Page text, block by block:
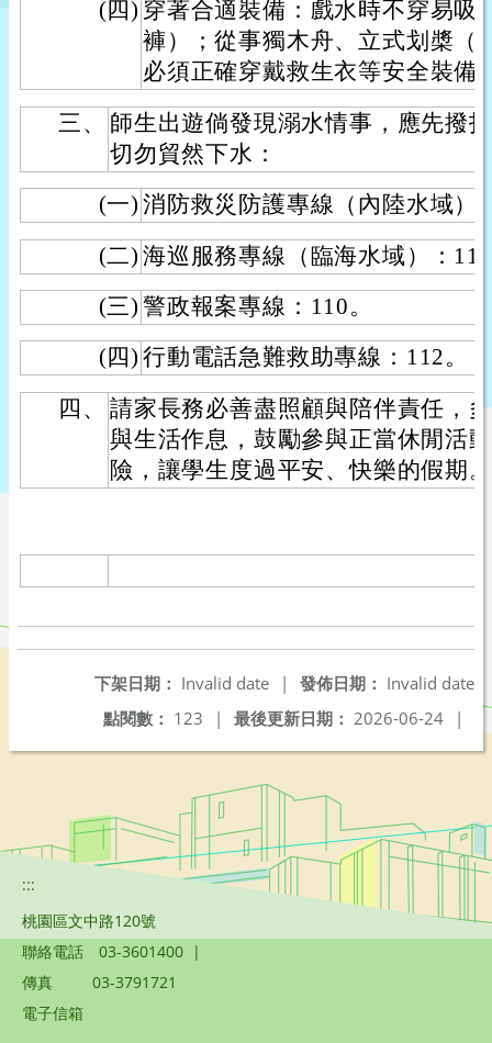
(四) 穿著合適裝備：戲水時不穿易吸
褲）；從事獨木舟、立式划槳（
必須正確穿戴救生衣等安全裝備
三、
師生出遊倘發現溺水情事，應先撥
切勿貿然下水：
(一) 消防救災防護專線（內陸水域）
(二) 海巡服務專線（臨海水域）：
(三) 警政報案專線：110。
(四) 行動電話急難救助專線：112。
四、
請家長務必善盡照顧與陪伴責任，
與生活作息，鼓勵參與正當休閒活
險，讓學生度過平安、快樂的假期。
發佈日期： Invalid date
下架日期： Invalid date
|
最後更新日期： 2026-06-24 |
點閱數： 123 |
:::
桃園區文中路120號
聯絡電話
03-3601400 |
傳真
03-3791721
電子信箱